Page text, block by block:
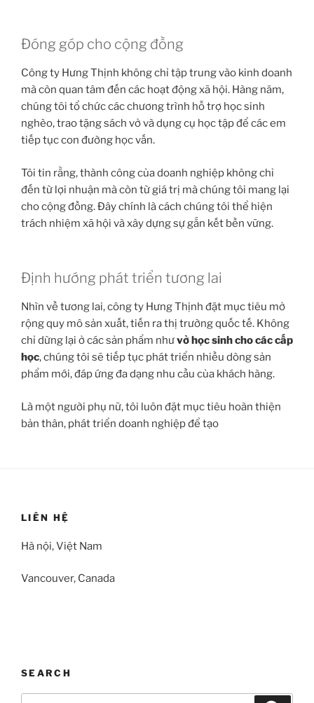
Đóng góp cho cộng đồng
Công ty Hưng Thịnh không chỉ tập trung vào kinh doanh
mà còn quan tâm đến các hoạt động xã hội. Hàng năm,
chúng tôi tổ chức các chương trình hỗ trợ học sinh
nghèo, trao tặng sách vở và dụng cụ học tập để các em
tiếp tục con đường học vấn.
Tôi tin rằng, thành công của doanh nghiệp không chỉ
đến từ lợi nhuận mà còn từ giá trị mà chúng tôi mang lại
cho cộng đồng. Đây chính là cách chúng tôi thể hiện
trách nhiệm xã hội và xây dựng sự gắn kết bền vững.
Định hướng phát triển tương lai
Nhìn về tương lai, công ty Hưng Thịnh đặt mục tiêu mở
rộng quy mô sản xuất, tiến ra thị trường quốc tế. Không
chỉ dừng lại ở các sản phẩm nhưvở học sinh cho các cấp
học, chúng tôi sẽ tiếp tục phát triển nhiều dòng sản
phẩm mới, đáp ứng đa dạng nhu cầu của khách hàng.
Là một người phụ nữ, tôi luôn đặt mục tiêu hoàn thiện
bản thân, phát triển doanh nghiệp để tạo
LIÊN HỆ
Hà nội, Việt Nam
Vancouver, Canada
SEARCH